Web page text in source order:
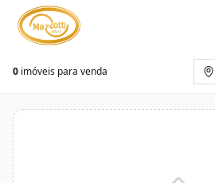
0 imóveis para venda